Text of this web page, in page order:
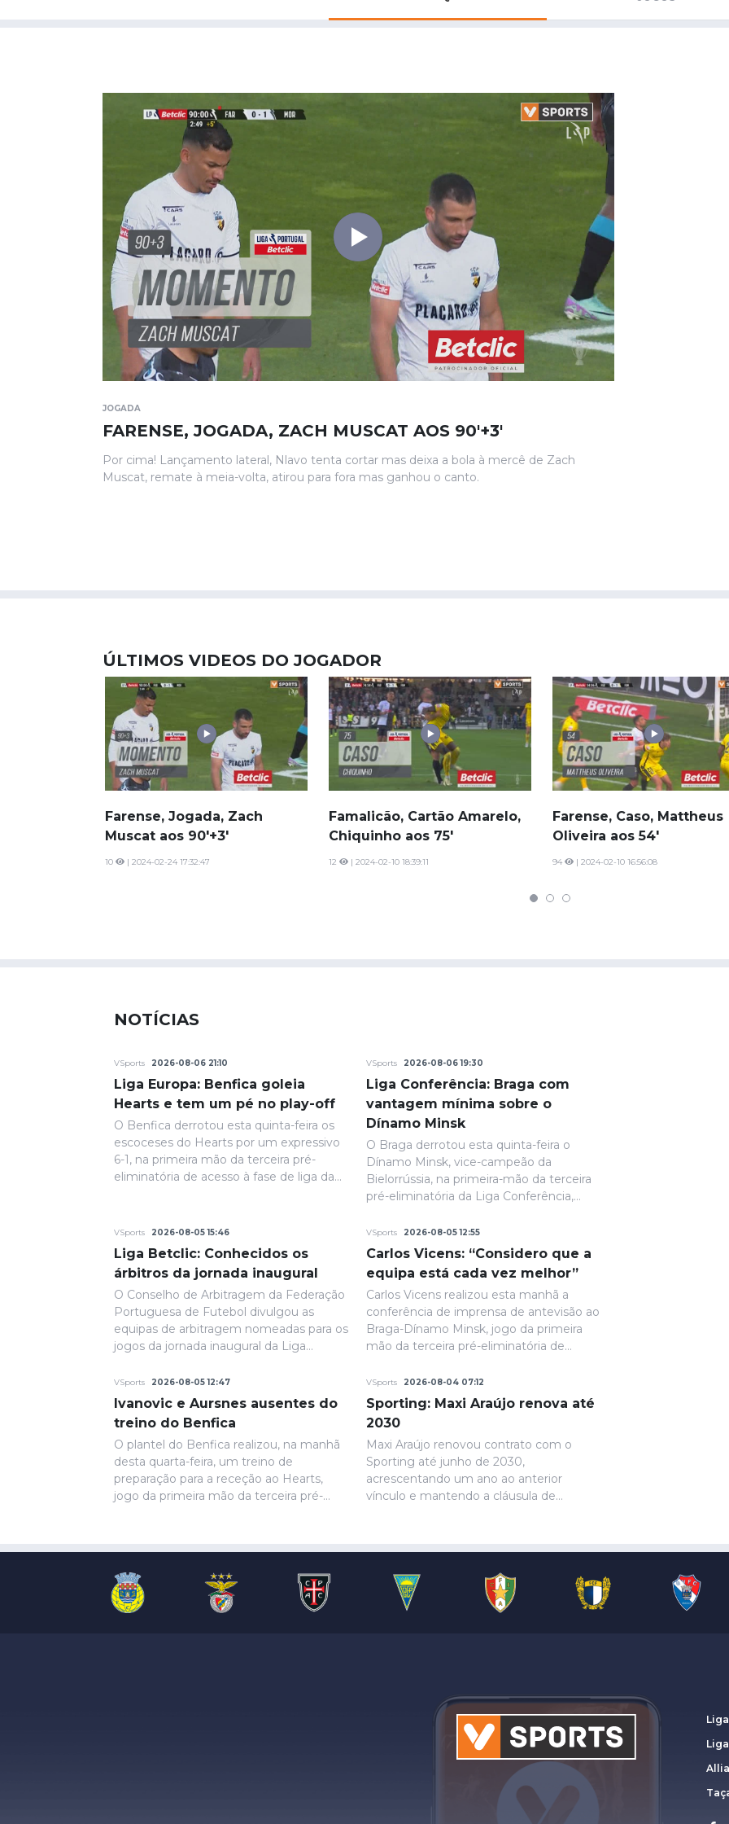
JOGADA
FARENSE, JOGADA, ZACH MUSCAT AOS 90'+3'
Por cima! Lançamento lateral, Nlavo tenta cortar mas deixa a bola à mercê de Zach
Muscat, remate à meia-volta, atirou para fora mas ganhou o canto.
ÚLTIMOS VIDEOS DO JOGADOR
Farense, Jogada, Zach
Muscat aos 90'+3'
10 | 2024-02-24 17:32:47
Famalicão, Cartão Amarelo,
Chiquinho aos 75'
12 | 2024-02-10 18:39:11
Farense, Caso, Mattheus
Oliveira aos 54'
94 | 2024-02-10 16:56:08
NOTÍCIAS
VSports 2026-08-06 21:10
Liga Europa: Benfica goleia
Hearts e tem um pé no play-off
O Benfica derrotou esta quinta-feira os
escoceses do Hearts por um expressivo
6-1, na primeira mão da terceira pré-
eliminatória de acesso à fase de liga da
VSports 2026-08-06 19:30
Liga Conferência: Braga com
vantagem mínima sobre o
Dínamo Minsk
O Braga derrotou esta quinta-feira o
Dínamo Minsk, vice-campeão da
Bielorrússia, na primeira-mão da terceira
pré-eliminatória da Liga Conferência,
parte, de grande penalidade, Ricardo
Horta colocou a equipa portuguesa em
vantagem na eliminatória e até final o
resultado permaneceria inalterado.
VSports 2026-08-05 15:46
Liga Betclic: Conhecidos os
árbitros da jornada inaugural
O Conselho de Arbitragem da Federação
Portuguesa de Futebol divulgou as
equipas de arbitragem nomeadas para os
jogos da jornada inaugural da Liga
VSports 2026-08-05 12:55
Carlos Vicens: “Considero que a
equipa está cada vez melhor”
Carlos Vicens realizou esta manhã a
conferência de imprensa de antevisão ao
Braga-Dínamo Minsk, jogo da primeira
mão da terceira pré-eliminatória de
marcado para as 19h30 de quinta-feira.
VSports 2026-08-05 12:47
Ivanovic e Aursnes ausentes do
treino do Benfica
O plantel do Benfica realizou, na manhã
desta quarta-feira, um treino de
preparação para a receção ao Hearts,
jogo da primeira mão da terceira pré-
com informação das águias. Aursnes,
com uma gastroenterite, também foi
baixa, juntando-se a Wynder e Umeh.
VSports 2026-08-04 07:12
Sporting: Maxi Araújo renova até
2030
Maxi Araújo renovou contrato com o
Sporting até junho de 2030,
acrescentando um ano ao anterior
vínculo e mantendo a cláusula de